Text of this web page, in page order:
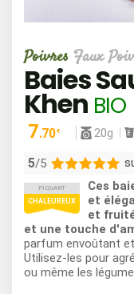
Poivres Faux
Baies
Khen BIO
7.70 € 20g
5/5
PIQUANT
CHALEUREUX
Ces
et
et
et une touche
parfum envoûtant
Utilisez-les pour
ou même les